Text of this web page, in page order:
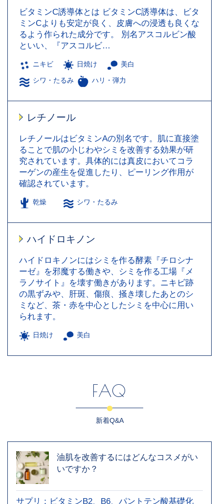
ビタミンC誘導体とは ビタミンC誘導体は、ビタ
ミンCよりも安定が良く、皮膚への浸透も良くな
るよう作られた成分です。 別名アスコルビン酸
といい、『アスコルビ…
ニキビ 日焼け 美白
シワ・たるみ ハリ・弾力
レチノール
レチノールはビタミンAの別名です。肌に直接塗
ることで肌の小じわやシミを改善する効果が研
究されています。具体的には真皮においてコラ
ーゲンの産生を促進したり、ピーリング作用が
確認されています。
乾燥 シワ・たるみ
ハイドロキノン
ハイドロキノンにはシミを作る酵素『チロシナ
ーゼ』を邪魔する働きや、シミを作る工場『メ
ラノサイト』を壊す働きがあります。ニキビ跡
の黒ずみや、肝斑、傷痕、掻き壊したあとのシ
ミなど、茶・赤を中心としたシミを中心に用い
られます。
日焼け 美白
FAQ
新着Q&A
油肌を改善するにはどんなコスメがい
いですか？
サプリ：ビタミンB2、B6、パントテン酸基礎化